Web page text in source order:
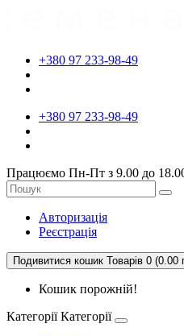
+380 97 233-98-49
+380 97 233-98-49
Працюємо Пн-Пт з 9.00 до
Авторизація
Реєстрація
Подивитися кошик Товарів 0 (0.00
Кошик порожній!
Категорії Категорії